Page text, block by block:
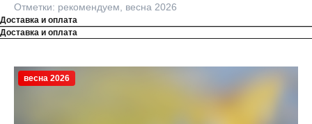
Отметки: рекомендуем, весна 2026
Доставка и оплата
Доставка и оплата
весна 2026